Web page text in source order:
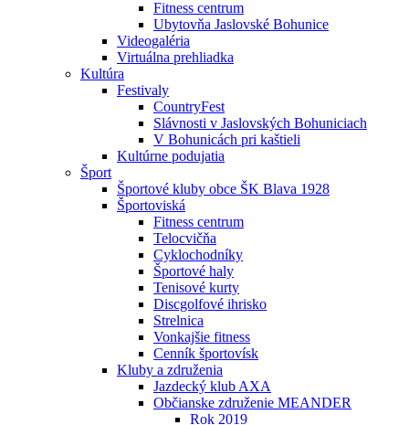
Fitness centrum
Ubytovňa Jaslovské Bohunice
Videogaléria
Virtuálna prehliadka
Kultúra
Festivaly
CountryFest
Slávnosti v Jaslovských Bohuniciach
V Bohunicách pri kaštieli
Kultúrne podujatia
Šport
Športové kluby obce ŠK Blava 1928
Športoviská
Fitness centrum
Telocvičňa
Cyklochodníky
Športové haly
Tenisové kurty
Discgolfové ihrisko
Strelnica
Vonkajšie fitness
Cenník športovísk
Kluby a združenia
Jazdecký klub AXA
Občianske združenie MEANDER
Rok 2019